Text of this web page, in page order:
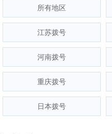
所有地区
江苏拨号
河南拨号
重庆拨号
日本拨号